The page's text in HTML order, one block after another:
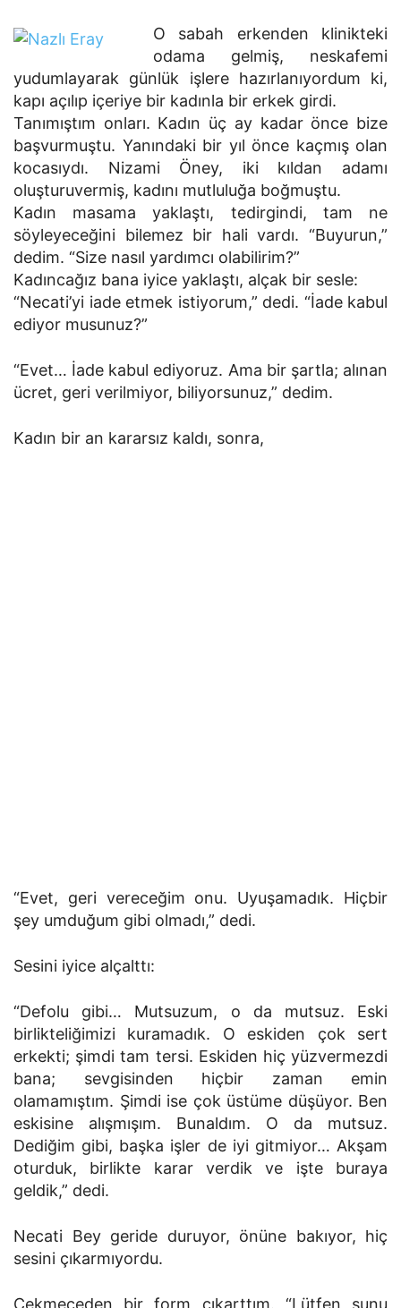
O sabah erkenden klinikteki
odama gelmiş, neskafemi
yudumlayarak günlük işlere hazırlanıyordum ki,
kapı açılıp içeriye bir kadınla bir erkek girdi.
Tanımıştım onları. Kadın üç ay kadar önce bize
başvurmuştu. Yanındaki bir yıl önce kaçmış olan
kocasıydı. Nizami Öney, iki kıldan adamı
oluşturuvermiş, kadını mutluluğa boğmuştu.
Kadın masama yaklaştı, tedirgindi, tam ne
söyleyeceğini bilemez bir hali vardı. “Buyurun,”
dedim. “Size nasıl yardımcı olabilirim?”
Kadıncağız bana iyice yaklaştı, alçak bir sesle:
“Necati’yi iade etmek istiyorum,” dedi. “İade kabul
ediyor musunuz?”
“Evet… İade kabul ediyoruz. Ama bir şartla; alınan
ücret, geri verilmiyor, biliyorsunuz,” dedim.
Kadın bir an kararsız kaldı, sonra,
“Evet, geri vereceğim onu. Uyuşamadık. Hiçbir
şey umduğum gibi olmadı,” dedi.
Sesini iyice alçalttı:
“Defolu gibi… Mutsuzum, o da mutsuz. Eski
birlikteliğimizi kuramadık. O eskiden çok sert
erkekti; şimdi tam tersi. Eskiden hiç yüzvermezdi
bana; sevgisinden hiçbir zaman emin
olamamıştım. Şimdi ise çok üstüme düşüyor. Ben
eskisine alışmışım. Bunaldım. O da mutsuz.
Dediğim gibi, başka işler de iyi gitmiyor… Akşam
oturduk, birlikte karar verdik ve işte buraya
geldik,” dedi.
Necati Bey geride duruyor, önüne bakıyor, hiç
sesini çıkarmıyordu.
Çekmeceden bir form çıkarttım. “Lütfen şunu